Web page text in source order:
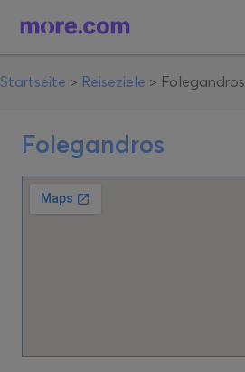
Startseite > Reiseziele > Folegandros
Folegandros